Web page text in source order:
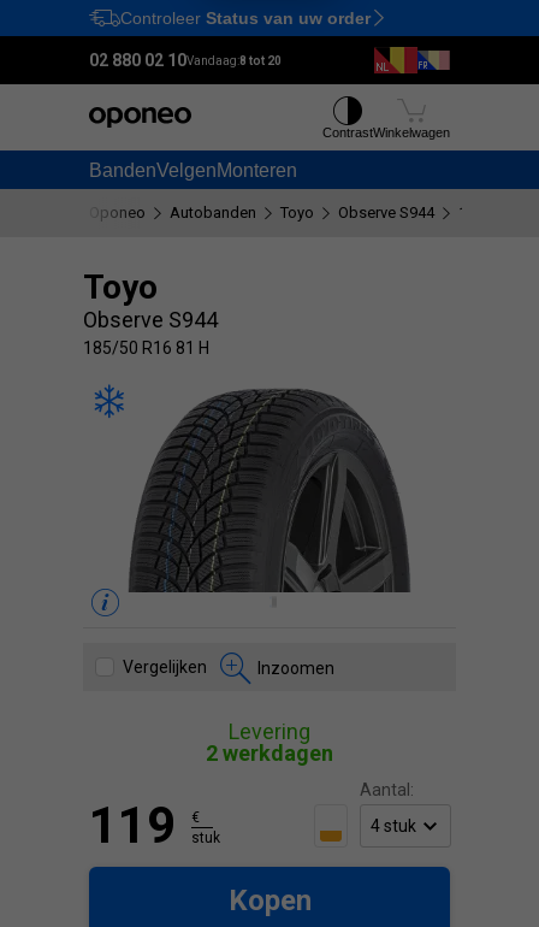
Ctrl M
Controleer Status van uw order
02 880 02 10Vandaag:8 tot 20
BandenVelgenMonteren
ContrastWinkelwagen
Oponeo Autobanden Toyo Observe S944 185/50
Toyo
Observe S944
185/50 R16 81 H
Vergelijken Inzoomen
Levering
2 werkdagen
Aantal:
119
€
stuk
Kopen